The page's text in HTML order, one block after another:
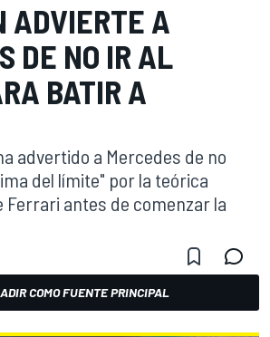
ADVIERTE A
DE NO IR AL
BATIR A
advertido a Mercedes de no
del límite" por la teórica
Ferrari antes de comenzar la
COMO FUENTE PRINCIPAL